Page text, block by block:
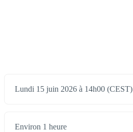
Lundi 15 juin 2026 à 14h00 (CEST)
Environ 1 heure